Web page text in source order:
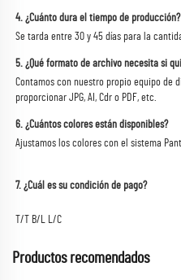
4. ¿Cuánto dura el tiempo de producción?
Se tarda entre 30 y 45 días para la
5. ¿Qué formato de archivo necesita si
Contamos con nuestro propio equipo de
proporcionar JPG, AI, Cdr o PDF, etc.
6. ¿Cuántos colores están disponibles?
Ajustamos los colores con el sistema
7. ¿Cuál es su condición de pago?
T/T B/L L/C
Productos recomendados